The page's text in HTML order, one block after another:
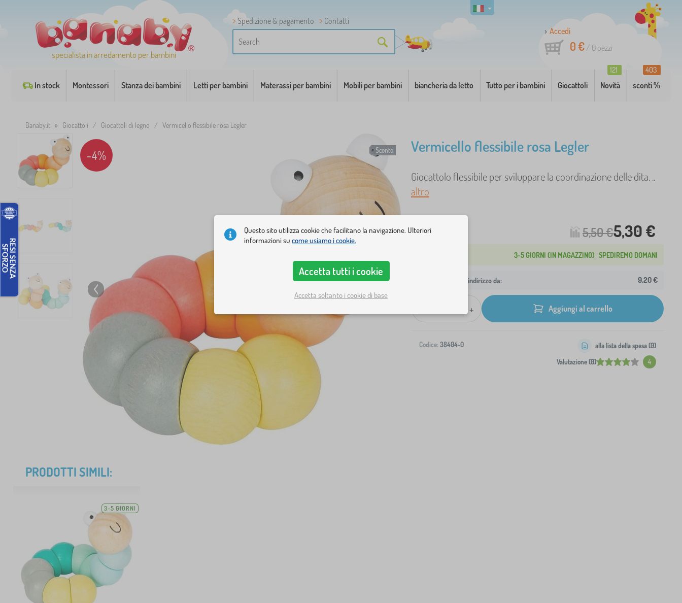
specialista in arredamento per bambini
Spedizione & pagamento
Contatti
Accedi
0 €/ 0 pezzi
In stock Montessori Stanza dei bambini Letti per bambini Materassi per bambini Mobili per bambini biancheria da letto Tutto per i bambini Giocattoli Novità
121
sconti %
403
Banaby.it » Giocattoli / Giocattoli di legno / Vermicello flessibile rosa Legler
Sconto
-4% Vermicello flessibile rosa Legler
Giocattolo flessibile per sviluppare la coordinazione delle dita. ..
altro
5,50 €5,30 €
3-5 GIORNI (IN MAGAZZINO) SPEDIREMO DOMANI
Spedizione al tuo indirizzo da: 9,20 €
+ Aggiungi al carrello
Codice: 38404-0
Valutazione (0) 4
alla lista della spesa (0)
PRODOTTI SIMILI:
3-5 GIORNI
Questo sito utilizza cookie che facilitano la navigazione. Ulteriori
informazioni su come usiamo i cookie.
Accetta tutti i cookie
Accetta soltanto i cookie di base